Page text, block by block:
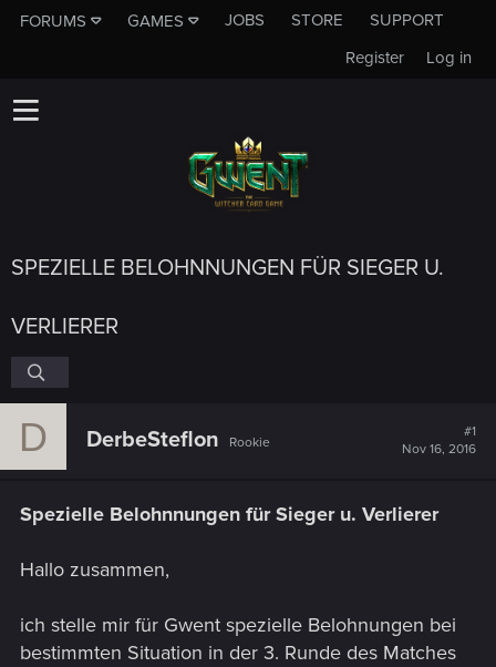
FORUMS GAMES JOBS STORE
SUPPORT
Log in
Register
SPEZIELLE BELOHNNUNGEN FÜR SIEGER U.
VERLIERER
D DerbeSteflon Rookie
#1
Nov 16, 2016
Spezielle Belohnnungen für Sieger u. Verlierer
Hallo zusammen,
ich stelle mir für Gwent spezielle Belohnungen bei
bestimmten Situation in der 3. Runde des Matches